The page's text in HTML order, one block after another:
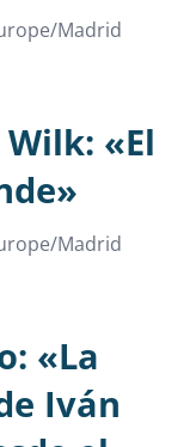
Madrid
«El
Madrid
«La
Iván